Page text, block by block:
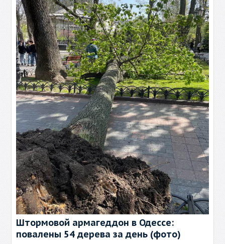
Штормовой армагеддон в Одессе:
повалены 54 дерева за день (фото)